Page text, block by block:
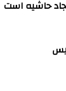
حاشیه است